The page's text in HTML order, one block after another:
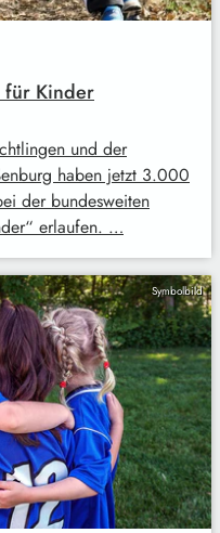
für Kinder
und der
haben jetzt 3.000
der bundesweiten
erlaufen. …
Symbolbild